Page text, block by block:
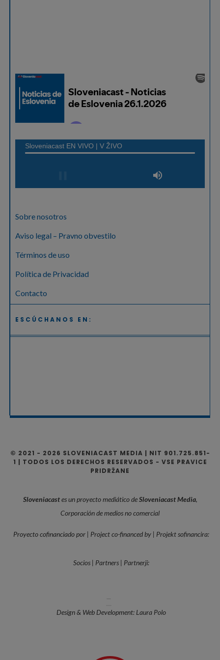
Sobre nosotros
Aviso legal – Pravno obvestilo
Términos de uso
Política de Privacidad
Contacto
ESCÚCHANOS EN:
© 2021 - 2026 SLOVENIACAST MEDIA | NIT 901.725.851-
1 | TODOS LOS DERECHOS RESERVADOS - VSE PRAVICE
PRIDRŽANE
Sloveniacastes un proyecto mediático deSloveniacast Media,
Corporación de medios no comercial
Proyecto cofinanciado por | Project co-financed by | Projekt sofinancira:
Socios | Partners | Partnerji:
—
Design & Web Development: Laura Polo